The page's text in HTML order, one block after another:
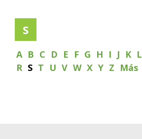
S
A B C D E F G H I J K L
R S T U V W X Y Z Más